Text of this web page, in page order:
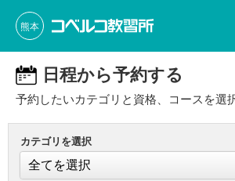
熊本
日程から予約する
予約したいカテゴリと資格、コースを選
カテゴリを選択